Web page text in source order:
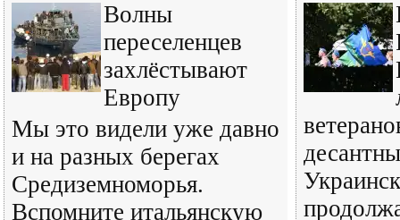
Волны
переселенцев
захлёстывают
Европу
Мы это видели уже давно
и на разных берегах
Средиземноморья.
Вспомните итальянскую